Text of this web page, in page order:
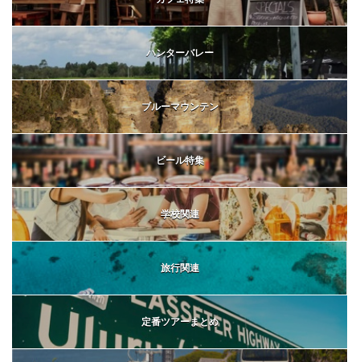
ハンターバレー
ブルーマウンテン
ビール特集
学校関連
旅行関連
定番ツアーまとめ